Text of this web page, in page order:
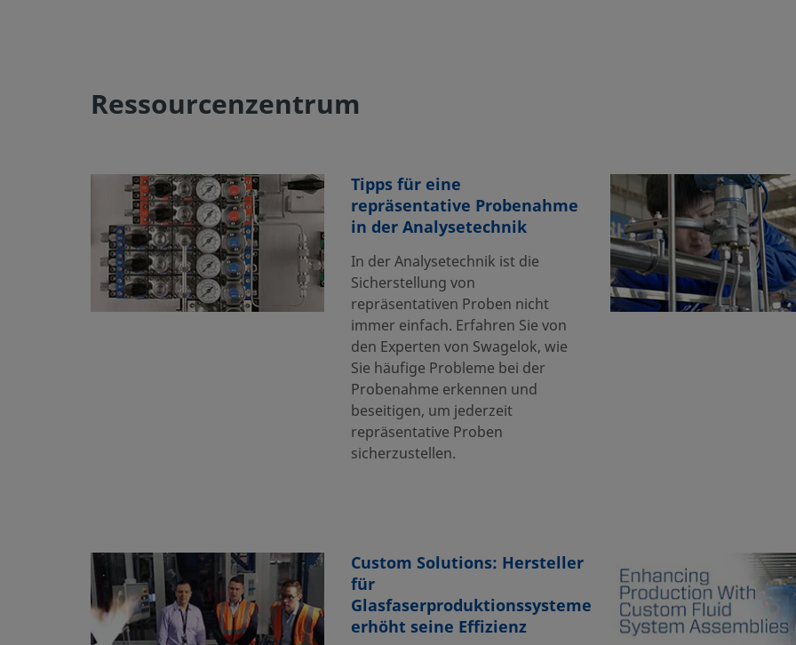
Ressourcenzentrum
Tipps für eine
repräsentative Probenahme
in der Analysetechnik
In der Analysetechnik ist die
Sicherstellung von
repräsentativen Proben nicht
immer einfach. Erfahren Sie von
den Experten von Swagelok, wie
Sie häufige Probleme bei der
Probenahme erkennen und
beseitigen, um jederzeit
repräsentative Proben
sicherzustellen.
Custom Solutions: Hersteller
für
Glasfaserproduktionssysteme
erhöht seine Effizienz